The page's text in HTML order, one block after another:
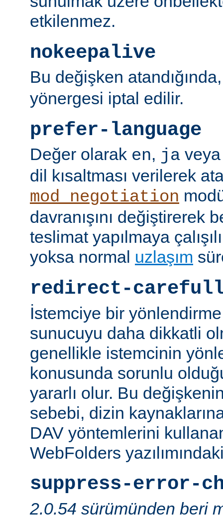
etkilenmez.
nokeepalive
Bu değişken
yönergesi iptal edilir.
prefer-language
Değer olarak en, ja
dil kısaltması verilerek
mod_negotiation
davranışını değiştirerek
teslimat yapılmaya
yoksa normal uzlaşım
redirect-
İstemciye bir
sunucuyu daha dikkatli
genellikle istemcinin
konusunda sorunlu
yararlı olur. Bu
sebebi, dizin
DAV yöntemlerini
WebFolders
suppress-error-
2.0.54 sürümünden beri